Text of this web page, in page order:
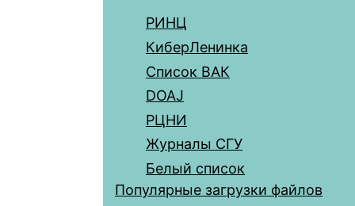
РИНЦ
КиберЛенинка
Список ВАК
DOAJ
РЦНИ
Журналы СГУ
Белый список
Популярные загрузки файлов